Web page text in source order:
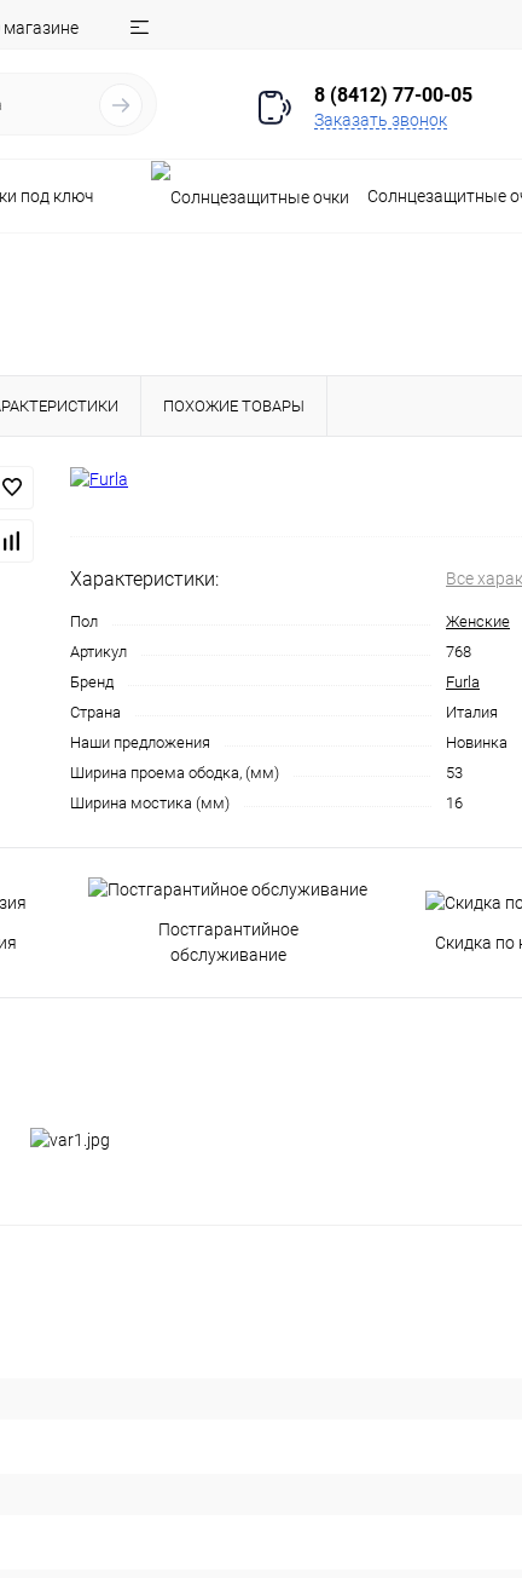
магазине
8 (8412) 77-00-05
Заказать звонок
под ключ Солнцезащитные
ПОХОЖИЕ ТОВАРЫ
Характеристики: Все
Пол
Женские
Артикул
768
Бренд
Furla
Страна
Италия
Наши предложения
Новинка
Ширина проема ободка, (мм)
53
Ширина мостика (мм)
16
Постгарантийное
обслуживание
Скидка по